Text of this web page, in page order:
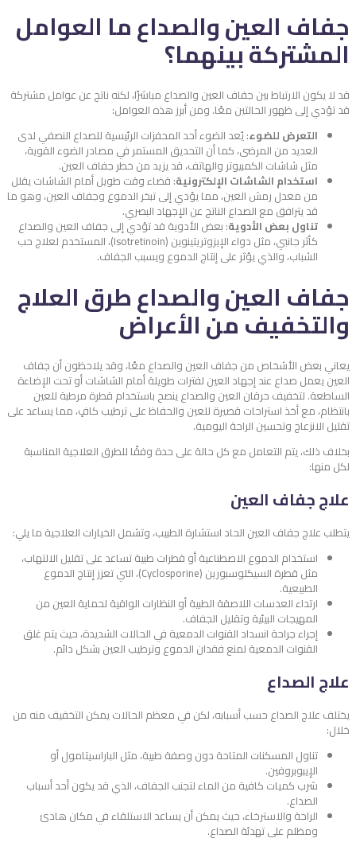
جفاف العين والصداع ما العوامل
المشتركة بينهما؟
قد لا يكون الارتباط بين جفاف العين والصداع مباشرًا، لكنه ناتج عن عوامل مشتركة
قد تؤدي إلى ظهور الحالتين معًا. ومن أبرز هذه العوامل:
التعرض للضوء: يُعد الضوء أحد المحفزات الرئيسية للصداع النصفي لدى
العديد من المرضى، كما أن التحديق المستمر في مصادر الضوء القوية،
مثل شاشات الكمبيوتر والهاتف، قد يزيد من خطر جفاف العين.
استخدام الشاشات الإلكترونية: قضاء وقت طويل أمام الشاشات يقلل
من معدل رمش العين، مما يؤدي إلى تبخر الدموع وجفاف العين، وهو ما
قد يترافق مع الصداع الناتج عن الإجهاد البصري.
تناول بعض الأدوية: بعض الأدوية قد تؤدي إلى جفاف العين والصداع
كأثر جانبي، مثل دواء الإيزوتريتينوين (Isotretinoin)، المستخدم لعلاج حب
الشباب، والذي يؤثر على إنتاج الدموع ويسبب الجفاف.
جفاف العين والصداع طرق العلاج
والتخفيف من الأعراض
يعاني بعض الأشخاص من جفاف العين والصداع معًا، وقد يلاحظون أن جفاف
العين يعمل صداع عند إجهاد العين لفترات طويلة أمام الشاشات أو تحت الإضاءة
الساطعة. لتخفيف حرقان العين والصداع ينصح باستخدام قطرة مرطبة للعين
بانتظام، مع أخذ استراحات قصيرة للعين والحفاظ على ترطيب كافٍ، مما يساعد على
تقليل الانزعاج وتحسين الراحة اليومية.
بخلاف ذلك، يتم التعامل مع كل حالة على حدة وفقًا للطرق العلاجية المناسبة
لكل منها:
علاج جفاف العين
يتطلب علاج جفاف العين الحاد استشارة الطبيب، وتشمل الخيارات العلاجية ما يلي:
استخدام الدموع الاصطناعية أو قطرات طبية تساعد على تقليل الالتهاب،
مثل قطرة السيكلوسبورين (Cyclosporine)، التي تعزز إنتاج الدموع
الطبيعية.
ارتداء العدسات اللاصقة الطبية أو النظارات الواقية لحماية العين من
المهيجات البيئية وتقليل الجفاف.
إجراء جراحة انسداد القنوات الدمعية في الحالات الشديدة، حيث يتم غلق
القنوات الدمعية لمنع فقدان الدموع وترطيب العين بشكل دائم.
علاج الصداع
يختلف علاج الصداع حسب أسبابه، لكن في معظم الحالات يمكن التخفيف منه من
خلال:
تناول المسكنات المتاحة دون وصفة طبية، مثل الباراسيتامول أو
الإيبوبروفين.
شرب كميات كافية من الماء لتجنب الجفاف، الذي قد يكون أحد أسباب
الصداع.
الراحة والاسترخاء، حيث يمكن أن يساعد الاستلقاء في مكان هادئ
ومظلم على تهدئة الصداع.